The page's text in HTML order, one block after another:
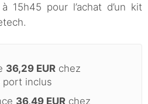
15h45 pour l’achat d’un kit
36,29 EUR chez
port inclus
36,49 EUR chez